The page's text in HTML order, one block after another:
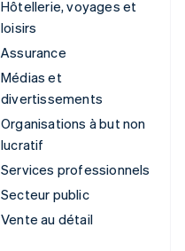
Hôtellerie, voyages et
loisirs
Assurance
Médias et
divertissements
Organisations à but non
lucratif
Services professionnels
Secteur public
Vente au détail